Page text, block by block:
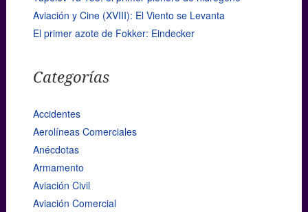
Aviación y Cine (XVIII): El Viento se Levanta
El primer azote de Fokker: Eindecker
Categorías
Accidentes
Aerolíneas Comerciales
Anécdotas
Armamento
Aviación Civil
Aviación Comercial